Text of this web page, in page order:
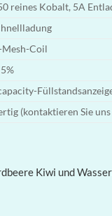
reines Kobalt, 5A
Coil
(kontaktieren Sie
Kiwi und